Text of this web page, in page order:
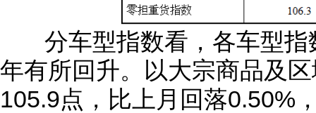
分车型指数看，各车型
年有所回升。以大宗商品及
105.9点，比上月回落0.50%